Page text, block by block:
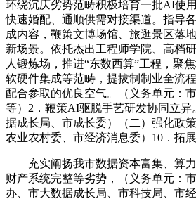
环绕沉庆劣势范畴积极培育一批AI使
快速婚配、通顺供需对接渠道。指导
成内容，鞭策文博场馆、旅逛景区落
新场景。依托杰出工程师学院、高档
人锻炼场，推进“东数西算”工程，聚
软硬件集成等范畴，提拔制制业全流
配合参取的优良空气。（义务单元：
等）2．鞭策AI驱脱手艺研发协同立异
据成长局、市成长委）（二）强化政
农业农村委、市经济消息委）10．拓
充实阐扬我市数据资本富集、算力
财产系统完整等劣势，（义务单元：
办、市大数据成长局、市科技局、市